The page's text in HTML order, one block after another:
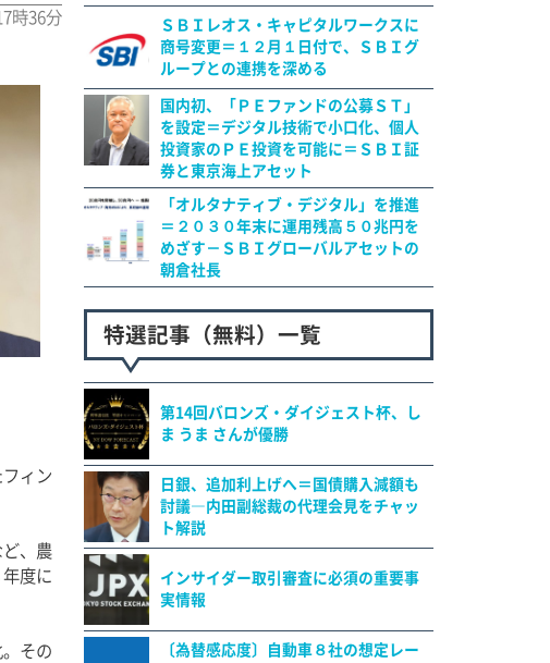
時36分
ィン
、農
度に
その
ＳＢＩレオス・キャピタルワークスに
商号変更＝１２月１日付で、ＳＢＩグ
ループとの連携を深める
国内初、「ＰＥファンドの公募ＳＴ」
を設定＝デジタル技術で小口化、個人
投資家のＰＥ投資を可能に＝ＳＢＩ証
券と東京海上アセット
「オルタナティブ・デジタル」を推進
＝２０３０年末に運用残高５０兆円を
めざす－ＳＢＩグローバルアセットの
朝倉社長
特選記事（無料）一覧
第14回バロンズ・ダイジェスト杯、し
ま うま さんが優勝
日銀、追加利上げへ＝国債購入減額も
討議―内田副総裁の代理会見をチャッ
ト解説
インサイダー取引審査に必須の重要事
実情報
〔為替感応度〕自動車８社の想定レー